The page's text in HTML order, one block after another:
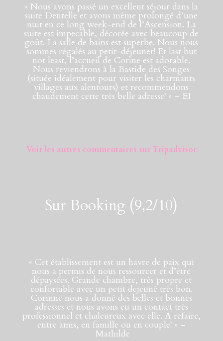
« Nous avons passé un excellent séjour dans la
suite Dentelle et avons même prolongé d’une
nuit en ce long week-end de l’Ascension. La
suite est impecable, décorée avec beaucoup de
goût. La salle de bains est superbe. Nous nous
sommes régalés au petit-déjeuner! Et last but
not least, l’accueil de Corine est adorable.
Nous reviendrons à la Bastide des Songes
(située idéalement pour visiter les charmants
villages aux alentours) et recommendons
chaudement cette très belle adresse! » – EI
Voir les autres commentaires sur Tripadvisor
Sur Booking (9,2/10)
« Cet établissement est un havre de paix qui
nous a permis de nous ressourcer et d’être
dépaysées. Grande chambre, très propre et
confortable avec un petit dejeuné très bon.
Corinne nous a donné des belles et bonnes
adresses et nous avons eu un contact très
professionnel et chaleureux avec elle. A refaire,
entre amis, en famille ou en couple! » –
Mathilde